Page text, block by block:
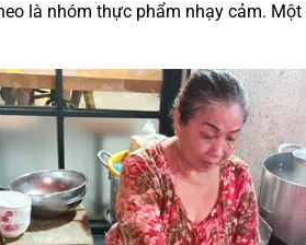
là nhóm thực phẩm nhạy cảm.